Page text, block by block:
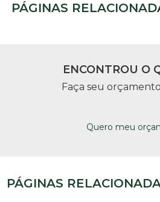
PÁGINAS
ENCONTROU O
Faça seu
Quero meu
PÁGINAS